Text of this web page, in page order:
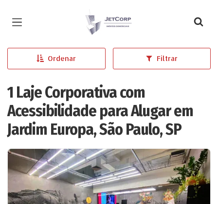
Página inicial
Ordenar Filtrar
1 Laje Corporativa com
Acessibilidade para Alugar em
Jardim Europa, São Paulo, SP